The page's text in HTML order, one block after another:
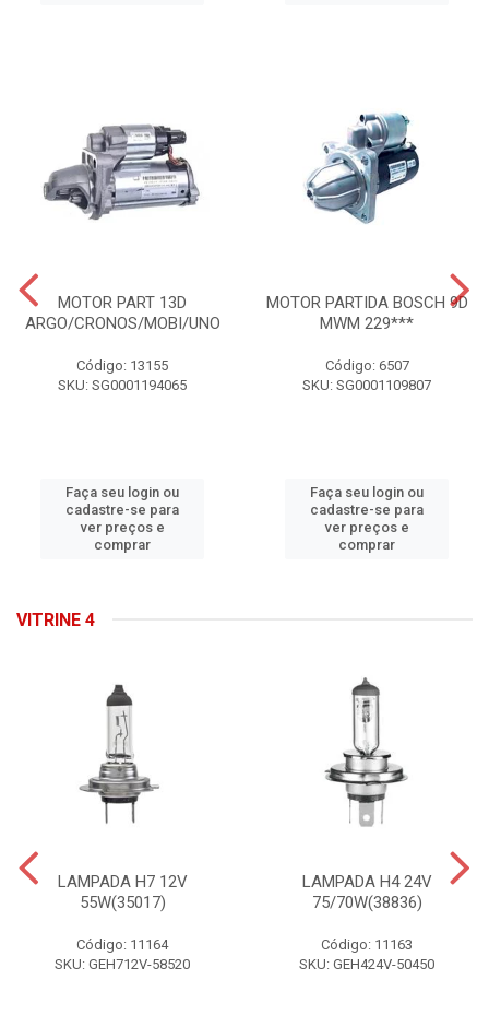
MOTOR PART 13D
ARGO/CRONOS/MOBI/UNO
Código: 13155
SKU: SG0001194065
Faça seu login ou
cadastre-se para
ver preços e
comprar
MOTOR PARTIDA BOSCH 9D
MWM 229***
Código: 6507
SKU: SG0001109807
Faça seu login ou
cadastre-se para
ver preços e
comprar
VITRINE 4
LAMPADA H7 12V
55W(35017)
Código: 11164
SKU: GEH712V-58520
LAMPADA H4 24V
75/70W(38836)
Código: 11163
SKU: GEH424V-50450